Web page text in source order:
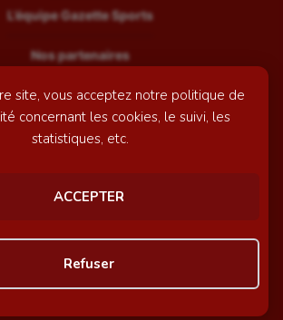
site, vous acceptez notre politique de
concernant les cookies, le suivi, les
statistiques, etc.
ACCEPTER
Refuser
L’équipe Gazette Sports
Nos partenaires
Recrutement
Mentions légales
- 2026 | Site internet réalisé par
Awelty